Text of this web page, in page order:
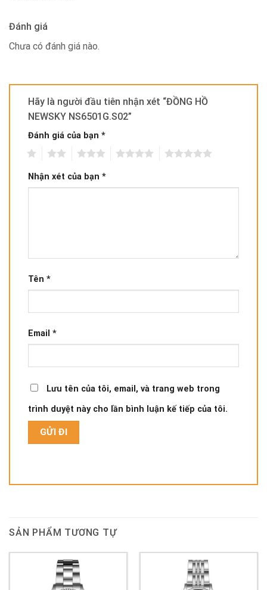
Đánh giá
Chưa có đánh giá nào.
Hãy là người đầu tiên nhận xét “ĐỒNG HỒ
NEWSKY NS6501G.S02”
Đánh giá của bạn *
Nhận xét của bạn *
Tên *
Email *
Lưu tên của tôi, email, và trang web trong
trình duyệt này cho lần bình luận kế tiếp của tôi.
SẢN PHẨM TƯƠNG TỰ